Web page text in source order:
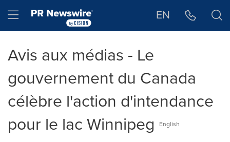
Hamburger menu EN
Avis aux médias - Le
gouvernement du Canada
célèbre l'action d'intendance
pour le lac Winnipeg
English